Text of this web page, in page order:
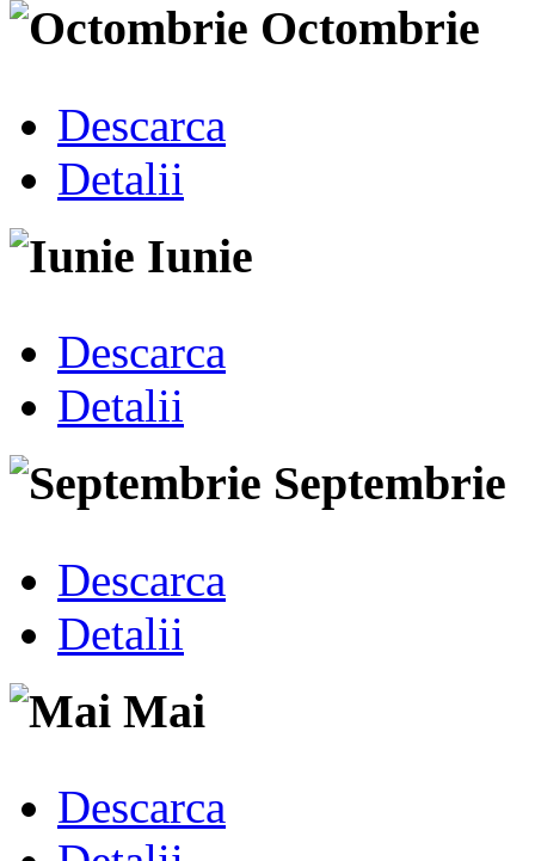
Octombrie
Descarca
Detalii
Iunie
Descarca
Detalii
Septembrie
Descarca
Detalii
Mai
Descarca